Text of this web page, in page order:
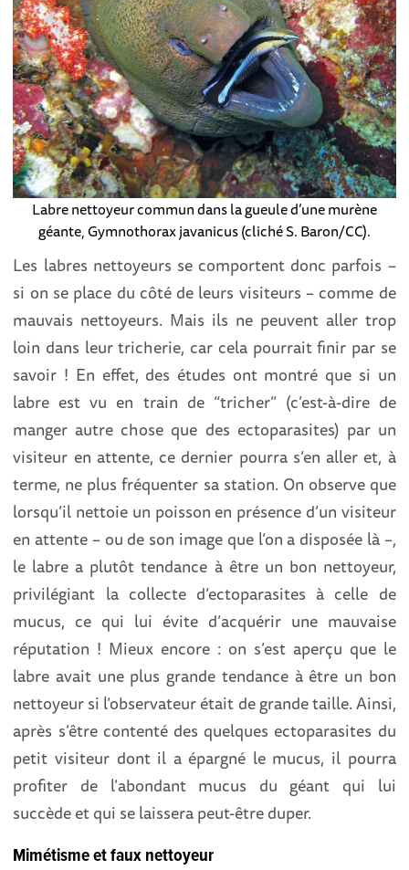
Labre nettoyeur commun dans la gueule d’une murène
géante, Gymnothorax javanicus (cliché S. Baron/CC).
Les labres nettoyeurs se comportent donc parfois –
si on se place du côté de leurs visiteurs – comme de
mauvais nettoyeurs. Mais ils ne peuvent aller trop
loin dans leur tricherie, car cela pourrait finir par se
savoir ! En effet, des études ont montré que si un
labre est vu en train de “tricher” (c’est-à-dire de
manger autre chose que des ectoparasites) par un
visiteur en attente, ce dernier pourra s’en aller et, à
terme, ne plus fréquenter sa station. On observe que
lorsqu’il nettoie un poisson en présence d’un visiteur
en attente – ou de son image que l’on a disposée là –,
le labre a plutôt tendance à être un bon nettoyeur,
privilégiant la collecte d’ectoparasites à celle de
mucus, ce qui lui évite d’acquérir une mauvaise
réputation ! Mieux encore : on s’est aperçu que le
labre avait une plus grande tendance à être un bon
nettoyeur si l’observateur était de grande taille. Ainsi,
après s’être contenté des quelques ectoparasites du
petit visiteur dont il a épargné le mucus, il pourra
profiter de l’abondant mucus du géant qui lui
succède et qui se laissera peut-être duper.
Mimétisme et faux nettoyeur